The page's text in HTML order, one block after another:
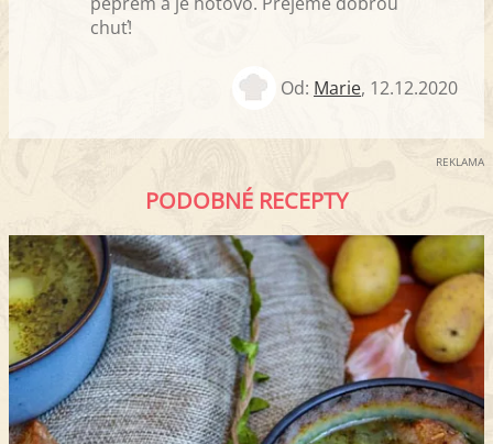
chuť!
Od: Marie, 12.12.2020
REKLAMA
PODOBNÉ RECEPTY